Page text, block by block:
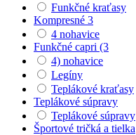
Funkčné kraťasy
Kompresné 3
4 nohavice
Funkčné capri (3
4) nohavice
Legíny
Teplákové kraťasy
Teplákové súpravy
Teplákové súpravy
Športové tričká a tielka